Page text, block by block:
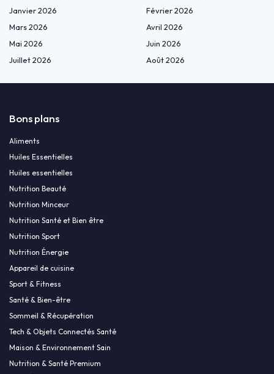
Janvier 2026
Février 2026
Mars 2026
Avril 2026
Mai 2026
Juin 2026
Juillet 2026
Août 2026
Bons plans
Aliments
Huiles Essentielles
Huiles essentielles
Nutrition Beauté
Nutrition Minceur
Nutrition Santé et Bien être
Nutrition Sport
Nutrition Énergie
Appareil de cuisine
Sport & Fitness
Santé & Bien-être
Sommeil & Récupération
Tech & Objets Connectés Santé
Maison & Environnement Sain
Nutrition & Santé Premium